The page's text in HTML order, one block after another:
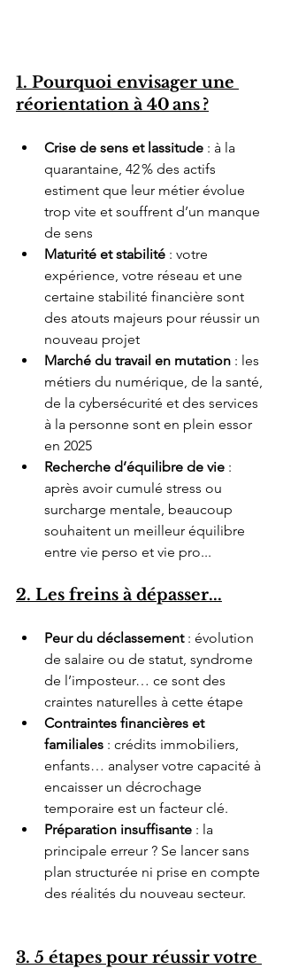
1. Pourquoi envisager une
réorientation à 40 ans ?
Crise de sens et lassitude : à la
quarantaine, 42 % des actifs
estiment que leur métier évolue
trop vite et souffrent d’un manque
de sens
Maturité et stabilité : votre
expérience, votre réseau et une
certaine stabilité financière sont
des atouts majeurs pour réussir un
nouveau projet
Marché du travail en mutation : les
métiers du numérique, de la santé,
de la cybersécurité et des services
à la personne sont en plein essor
en 2025
Recherche d’équilibre de vie :
après avoir cumulé stress ou
surcharge mentale, beaucoup
souhaitent un meilleur équilibre
entre vie perso et vie pro...
2. Les freins à dépasser...
Peur du déclassement : évolution
de salaire ou de statut, syndrome
de l’imposteur… ce sont des
craintes naturelles à cette étape
Contraintes financières et
familiales : crédits immobiliers,
enfants… analyser votre capacité à
encaisser un décrochage
temporaire est un facteur clé.
Préparation insuffisante : la
principale erreur ? Se lancer sans
plan structurée ni prise en compte
des réalités du nouveau secteur.
3. 5 étapes pour réussir votre